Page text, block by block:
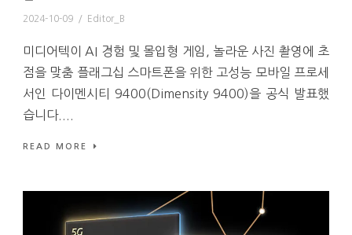
2024-10-09 / Editor_B
미디어텍이 AI 경험 및 몰입형 게임, 놀라운 사진 촬영에 초
점을 맞춤 플래그십 스마트폰을 위한 고성능 모바일 프로세
서인 다이멘시티 9400(Dimensity 9400)을 공식 발표했
습니다....
READ MORE